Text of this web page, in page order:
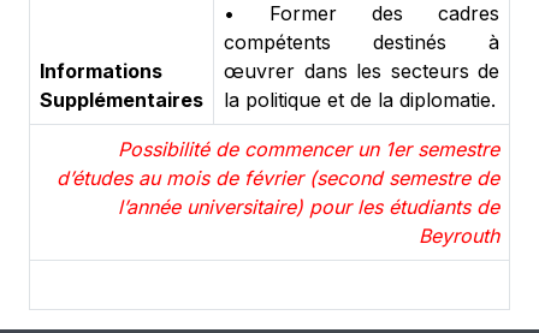
Informations
Supplémentaires
•
Former des cadres
compétents destinés à
œuvrer dans les secteurs de
la politique et de la diplomatie.
Possibilité de commencer un 1er semestre
d’études au mois de février (second semestre de
l’année universitaire) pour les étudiants de
Beyrouth